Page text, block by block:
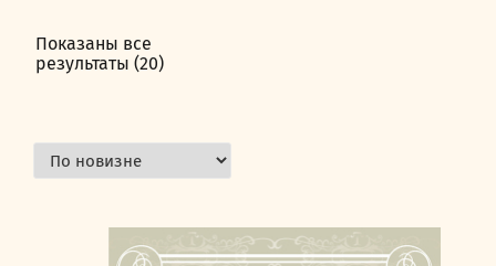
Показаны все
результаты (20)